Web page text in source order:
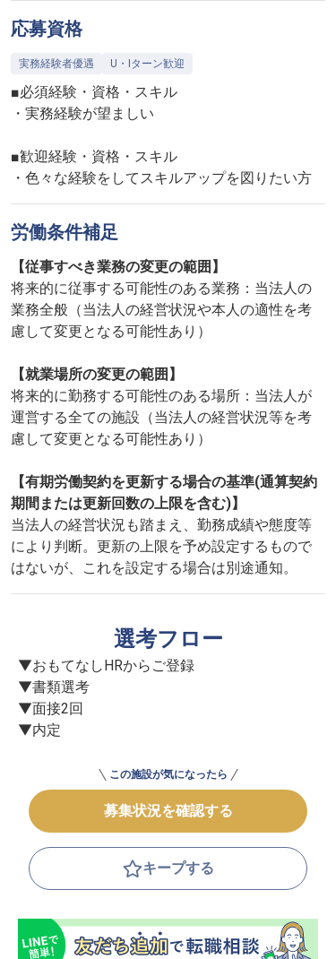
応募資格
実務経験者優遇 U・Iターン歓迎
■必須経験・資格・スキル
・実務経験が望ましい
■歓迎経験・資格・スキル
・色々な経験をしてスキルアップを図りたい方
労働条件補足
【従事すべき業務の変更の範囲】
将来的に従事する可能性のある業務：当法人の
業務全般（当法人の経営状況や本人の適性を考
慮して変更となる可能性あり）
【就業場所の変更の範囲】
将来的に勤務する可能性のある場所：当法人が
運営する全ての施設（当法人の経営状況等を考
慮して変更となる可能性あり）
【有期労働契約を更新する場合の基準(通算契約
期間または更新回数の上限を含む)】
当法人の経営状況も踏まえ、勤務成績や態度等
により判断。更新の上限を予め設定するもので
はないが、これを設定する場合は別途通知。
選考フロー
▼おもてなしHRからご登録
▼書類選考
▼面接2回
▼内定
この施設が気になったら
募集状況を確認する
キープする